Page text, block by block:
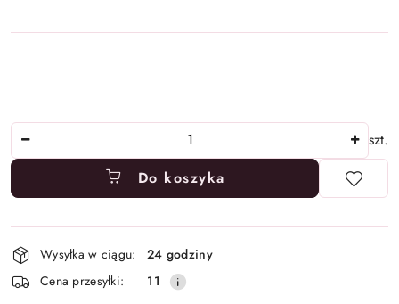
szt.
Do koszyka
Dostępność
i
dostawa
Wysyłka w ciągu:
24 godziny
Cena przesyłki:
11